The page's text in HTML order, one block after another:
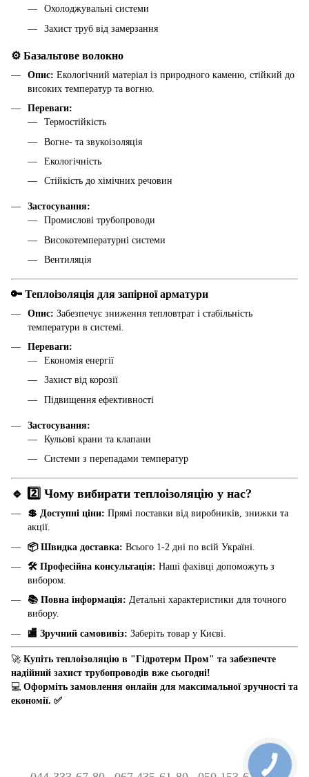
Охолоджувальні системи
Захист труб від замерзання
⚙️ Базальтове волокно
Опис: Екологічний матеріал із природного каменю, стійкий до
високих температур та вогню.
Переваги:
Термостійкість
Вогне- та звукоізоляція
Екологічність
Стійкість до хімічних речовин
Застосування:
Промислові трубопроводи
Високотемпературні системи
Вентиляція
🔑 Теплоізоляція для запірної арматури
Опис: Забезпечує зниження тепловтрат і стабільність
температури в системі.
Переваги:
Економія енергії
Захист від корозії
Підвищення ефективності
Застосування:
Кульові крани та клапани
Системи з перепадами температур
🔹 2️⃣ Чому вибирати теплоізоляцію у нас?
💲 Доступні ціни: Прямі поставки від виробників, знижки та
акції.
📦 Швидка доставка: Всього 1-2 дні по всій Україні.
🛠️ Професійна консультація: Наші фахівці допоможуть з
вибором.
📚 Повна інформація: Детальні характеристики для точного
вибору.
🏬 Зручний самовивіз: Заберіть товар у Києві.
🚀 Купіть теплоізоляцію в "Гідротерм Пром" та забезпечте
надійний захист трубопроводів вже сьогодні!
💻 Оформіть замовлення онлайн для максимальної зручності та
економії. ✅